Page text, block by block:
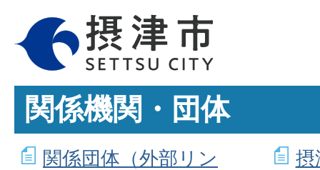
関係機関・団体
関係団体（外部リン
摂